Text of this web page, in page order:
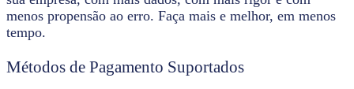
menos propensão ao erro. Faça mais e melhor, em menos
tempo.
Métodos de Pagamento Suportados